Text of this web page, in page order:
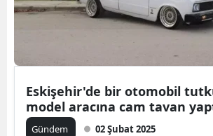
Eskişehir'de bir otomobil
model aracına cam tavan
Gündem 02 Şubat 2025